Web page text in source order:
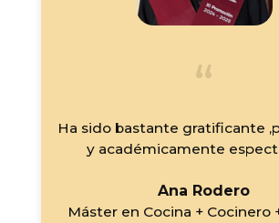
Ha sido bastante gratificante
y académicamente
Ana Rodero
Máster en Cocina + Cocinero